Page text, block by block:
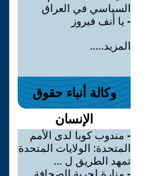
السياسي في العراق
- يا أنف فيروز
المزيد.....
وكالة أنباء حقوق
الإنسان
- مندوب كوبا لدى الأمم
المتحدة: الولايات المتحدة
تمهد الطريق ل ...
- منارة لحرية الصحافة